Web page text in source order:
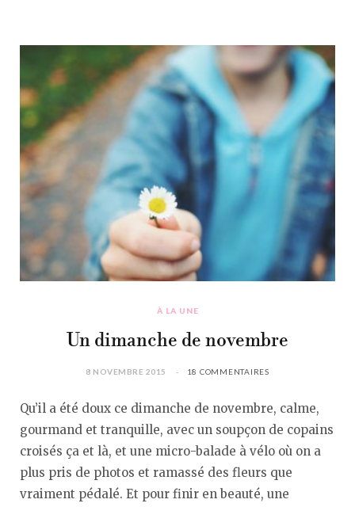
À LA UNE
Un dimanche de novembre
8 NOVEMBRE 2015 18 COMMENTAIRES
Qu’il a été doux ce dimanche de novembre, calme,
gourmand et tranquille, avec un soupçon de copains
croisés ça et là, et une micro-balade à vélo où on a
plus pris de photos et ramassé des fleurs que
vraiment pédalé. Et pour finir en beauté, une